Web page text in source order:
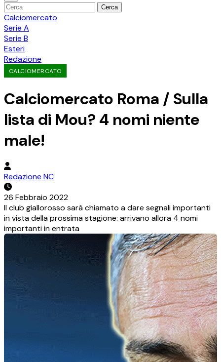
Cerca
Calciomercato
Serie A
Serie B
Esteri
Redazione
CALCIOMERCATO
Calciomercato Roma / Sulla
lista di Mou? 4 nomi niente
male!
Redazione NC
26 Febbraio 2022
Il club giallorosso sarà chiamato a dare segnali importanti
in vista della prossima stagione: arrivano allora 4 nomi
importanti in entrata